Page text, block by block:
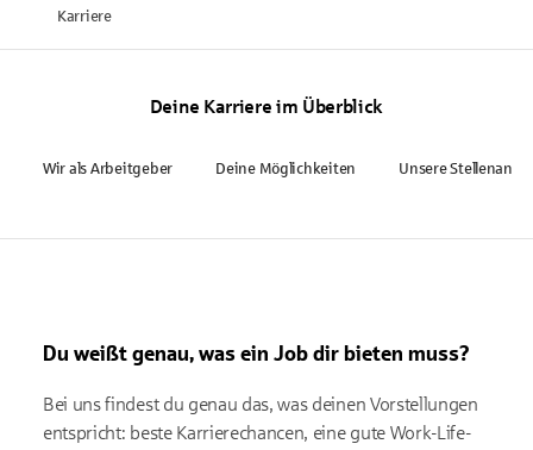
Karriere
Deine Karriere im Überblick
Wir als Arbeitgeber Deine Möglichkeiten Unsere
Du weißt genau, was ein Job dir bieten muss?
Bei uns findest du genau das, was deinen Vorstellungen
entspricht: beste Karrierechancen, eine gute Work-Life-